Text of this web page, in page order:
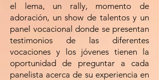
el lema, un rally, momento de
adoración, un show de talentos y un
panel vocacional donde se presentan
testimonios de las diferentes
vocaciones y los jóvenes tienen la
oportunidad de preguntar a cada
panelista acerca de su experiencia en